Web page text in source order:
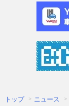
トップ ニュース